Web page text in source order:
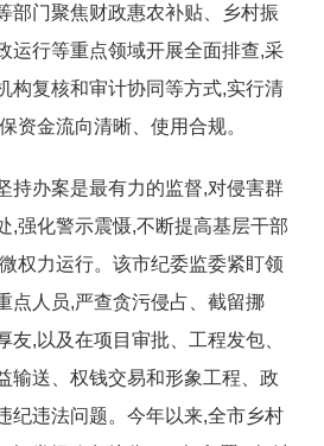
部门聚焦财政惠农补贴、乡村振
运行等重点领域开展全面排查,采
构复核和审计协同等方式,实行清
资金流向清晰、使用合规。
持办案是最有力的监督,对侵害群
,强化警示震慑,不断提高基层干部
权力运行。该市纪委监委紧盯领
点人员,严查贪污侵占、截留挪
友,以及在项目审批、工程发包、
输送、权钱交易和形象工程、政
纪违法问题。今年以来,全市乡村